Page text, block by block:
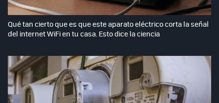
Qué tan cierto que es que este aparato eléctrico corta la señal
del internet WiFi en tu casa. Esto dice la ciencia